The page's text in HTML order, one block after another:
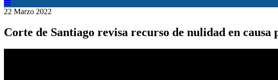
22 Marzo 2022
Corte de Santiago revisa recurso de nulidad en